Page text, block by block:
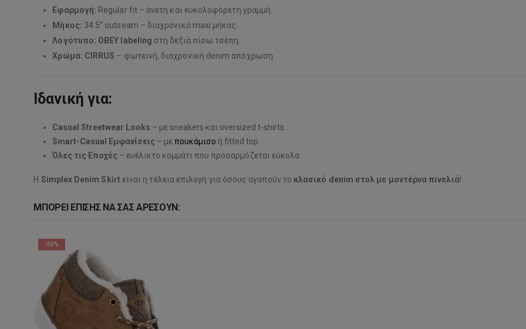
Εφαρμογή: Regular fit – άνετη και ευκολοφόρετη γραμμή.
Μήκος: 34.5” outseam – διαχρονικό maxi μήκος.
Λογότυπο: OBEY labeling στη δεξιά πίσω τσέπη.
Χρώμα: CIRRUS – φωτεινή, διαχρονική denim απόχρωση.
Ιδανική για:
Casual Streetwear Looks – με sneakers και oversized t-shirts.
Smart-Casual Εμφανίσεις – μεπουκάμισο ή fitted top.
Όλες τις Εποχές – ευέλικτο κομμάτι που προσαρμόζεται εύκολα.
Η Simplex Denim Skirt είναι η τέλεια επιλογή για όσους αγαπούν το κλασικό denim στυλ με μοντέρνα πινελιά!
ΜΠΟΡΕΊ ΕΠΊΣΗΣ ΝΑ ΣΑΣ ΑΡΈΣΟΥΝ:
-50%